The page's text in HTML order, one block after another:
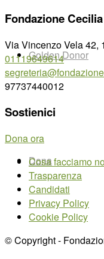
Golden Donor
Dona
Fondazione
Via Vincenzo Vela 42,
01119649614
97737440012
Sostienici
Dona ora
Cosa facciamo
Trasparenza
Candidati
Privacy Policy
Cookie Policy
© Copyright -